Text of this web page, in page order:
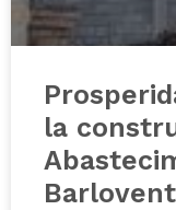
la